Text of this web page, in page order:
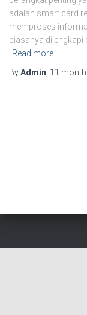
adalah smart card
memproses
biasanya dilengkapi
Read more
ByAdmin 11